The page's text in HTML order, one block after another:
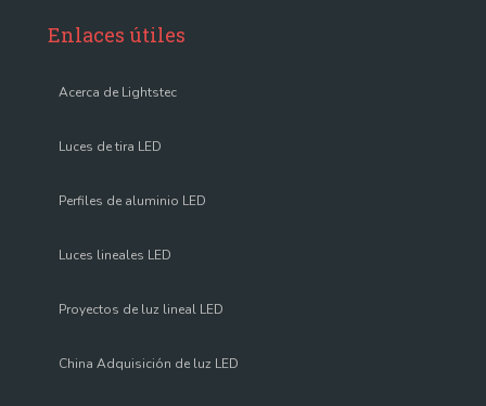
Enlaces útiles
Acerca de Lightstec
Luces de tira LED
Perfiles de aluminio LED
Luces lineales LED
Proyectos de luz lineal LED
China Adquisición de luz LED